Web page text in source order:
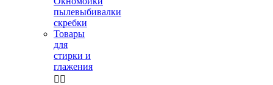
пылевыбивалки
скребки
Товары
для
стирки и
глажения
 